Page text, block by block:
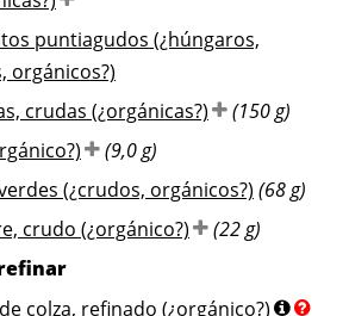
puntiagudos (¿húngaros,
orgánicos?)
crudas (¿orgánicas?)
(150 g)
(9,0 g)
(¿crudos, orgánicos?) (68 g)
crudo (¿orgánico?)
(22 g)
colza, refinado (¿orgánico?)